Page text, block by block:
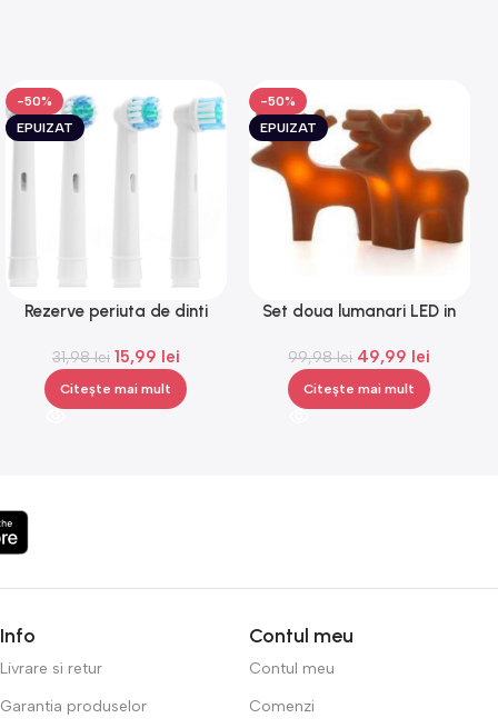
-50%
EPUIZAT
Rezerve periuta de dinti
capete de periuta, 4 bucati
31,98lei 15,99 lei
Citește mai mult
-50%
EPUIZAT
Set doua lumanari LED in
99,98lei 49,99 lei
Citește mai mult
Info
Livrare si retur
Garantia produselor
Contul meu
Contul meu
Comenzi